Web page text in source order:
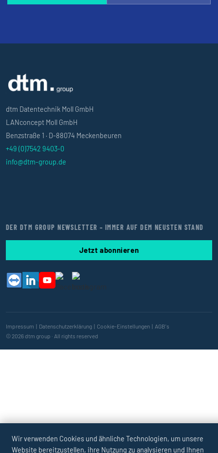
Wir verwenden Cookies und ähnliche Technologien, um unsere
Website bereitzustellen, ihre Nutzung zu analysieren und Ihnen
dtm Datentechnik Moll GmbH
LANconcept Moll GmbH
Benzstraße 1 · D-88074 Meckenbeuren
+49 (0)7542 9403-0
info@dtm-group.de
DER DTM GROUP NEWSLETTER – IMMER AUF DEM NEUSTEN STAND
Jetzt abonnieren
Impressum | Datenschutzerklärung | Cookie-Einstellungen | AGB's
© 2026 dtm group · All rights reserved